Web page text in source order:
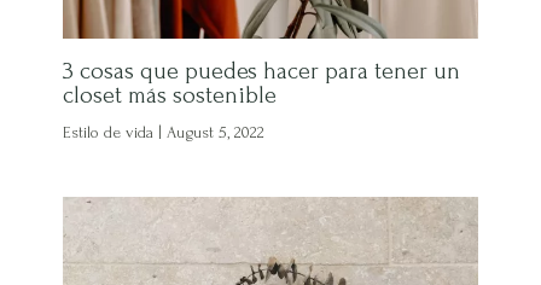
3 cosas que puedes hacer para tener un
closet más sostenible
Estilo de vida August 5, 2022